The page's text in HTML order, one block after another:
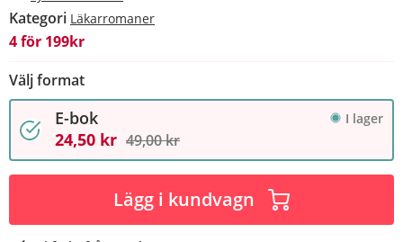
Kategori Läkarromaner
4 för 199kr
Välj format
E-bok I lager
24,50 kr 49,00 kr
Lägg i kundvagn